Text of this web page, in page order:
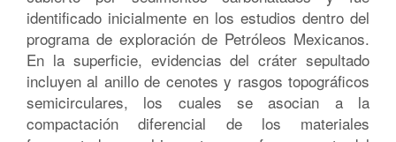
identificado inicialmente en los estudios dentro del
programa de exploración de Petróleos Mexicanos.
En la superficie, evidencias del cráter sepultado
incluyen al anillo de cenotes y rasgos topográficos
semicirculares, los cuales se asocian a la
compactación diferencial de los materiales